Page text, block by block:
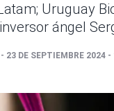
Uruguay
ángel
- 23 DE SEPTIEMBRE 2024 -